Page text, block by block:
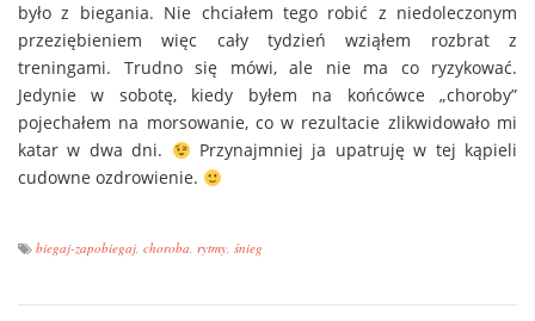
było z biegania. Nie chciałem tego robić z niedoleczonym
przeziębieniem więc cały tydzień wziąłem rozbrat z
treningami. Trudno się mówi, ale nie ma co ryzykować.
Jedynie w sobotę, kiedy byłem na końcówce „choroby”
pojechałem na morsowanie, co w rezultacie zlikwidowało mi
katar w dwa dni.
Przynajmniej ja upatruję w tej kąpieli
cudowne ozdrowienie.
biegaj-zapobiegaj, choroba, rytmy, śnieg